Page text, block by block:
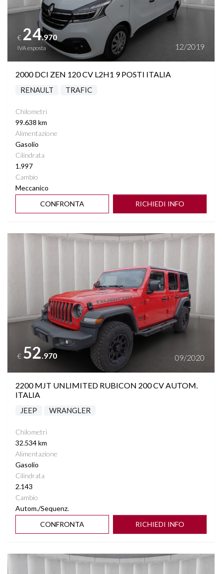
€ 24.970
IVA esposta 12/2019
2000 DCI ZEN 120 CV L2H1 9 POSTI ITALIA
RENAULT TRAFIC
Chilometri
99.638 km
Alimentazione
Gasolio
Cilindrata
1.997
Cambio
Meccanico
CONFRONTA
RICHIEDI INFO
Vedi dettagli
€ 52.970 09/2020
2200 MJT UNLIMITED RUBICON 200 CV AUTOM.
ITALIA
JEEP WRANGLER
Chilometri
32.534 km
Alimentazione
Gasolio
Cilindrata
2.143
Cambio
Autom./Sequenz.
CONFRONTA
RICHIEDI INFO
Vedi dettagli